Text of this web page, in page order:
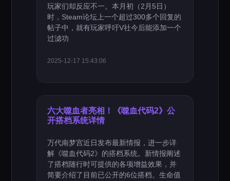
玩家们却反应不一。本月初（2月5日）
时，Steam论坛上一个超过300多个回复的
帖子中，就有玩家呼吁V社今后能添加一个
过滤功
2025-12-17 15:43:06
六大噬血者亮相！《噬血代码2》公
开搭档系统详情
万代南梦宫近日发布最新情报，进一步详
解《噬血代码2》的搭档系统。新情报阐述
了搭档随行时可提供的各项增益效果，并
简要介绍了目前已公开的6位搭档。生命值